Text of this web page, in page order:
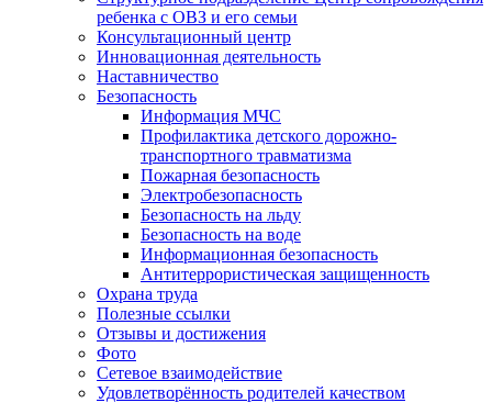
ребенка с ОВЗ и его семьи
Консультационный центр
Инновационная деятельность
Наставничество
Безопасность
Информация МЧС
Профилактика детского дорожно-
транспортного травматизма
Пожарная безопасность
Электробезопасность
Безопасность на льду
Безопасность на воде
Информационная безопасность
Антитеррористическая защищенность
Охрана труда
Полезные ссылки
Отзывы и достижения
Фото
Сетевое взаимодействие
Удовлетворённость родителей качеством